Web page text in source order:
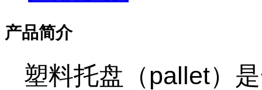
产品简介
塑料托盘（pallet）